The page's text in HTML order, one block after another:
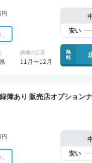
円
納期の目安
11月〜12月
無
料
アルミ 両側電動スライド
円